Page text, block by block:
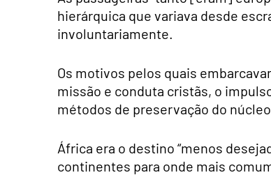
hierárquica que variava desde
involuntariamente.
Os motivos pelos quais
missão e conduta cristãs, o
métodos de preservação do
África era o destino “menos
continentes para onde mais